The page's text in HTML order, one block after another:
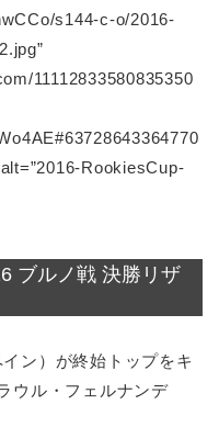
s144-c-o/2016-
11112833580835350
RookiesCup-
ブルノ戦 決勝リザ
ン）が終始トップをキ
ウル・フェルナンデ